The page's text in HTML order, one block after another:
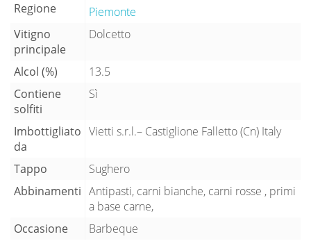
Regione
Piemonte
Vitigno
principale
Dolcetto
Alcol (%)
13.5
Contiene
solfiti
Sì
Imbottigliato
da
Vietti s.r.l.– Castiglione Falletto (Cn) Italy
Tappo
Sughero
Abbinamenti Antipasti, carni bianche, carni rosse , primi
a base carne,
Occasione
Barbeque